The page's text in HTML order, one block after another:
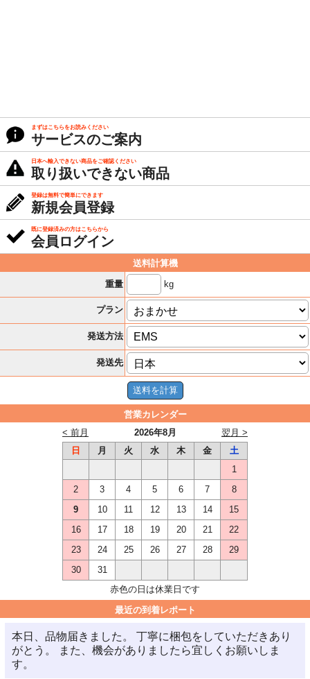
まずはこちらをお読みください
サービスのご案内
日本へ輸入できない商品をご確認ください
取り扱いできない商品
登録は無料で簡単にできます
新規会員登録
既に登録済みの方はこちらから
会員ログイン
送料計算機
重量
kg
プラン
発送方法
発送先
営業カレンダー
2026年8月
< 前月
翌月 >
日
月 火 水 木 金
土
1
2
3 4 5 6 7
8
9
10 11 12 13 14
15
16
17 18 19 20 21
22
23
24 25 26 27 28
29
30
31
赤色の日は休業日です
最近の到着レポート
本日、品物届きました。 丁寧に梱包をしていただきあり
がとう。 また、機会がありましたら宜しくお願いしま
す。